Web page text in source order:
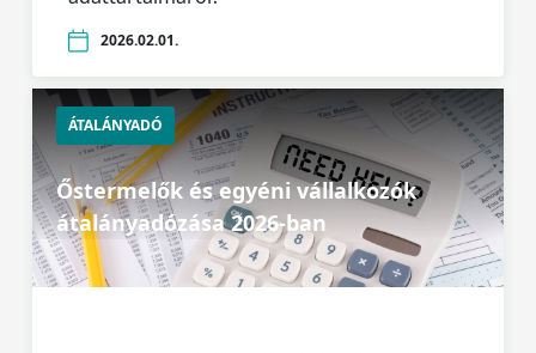
2026.02.01.
ÁTALÁNYADÓ
Őstermelők és egyéni vállalkozók
átalányadózása 2026-ban